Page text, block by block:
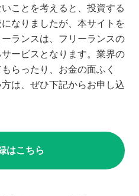
ことを考えると、投資する
なりましたが、本サイトを
ランスは、フリーランスの
ービスとなります。業界の
らったり、お金の面ふく
は、ぜひ下記からお申し込
はこちら